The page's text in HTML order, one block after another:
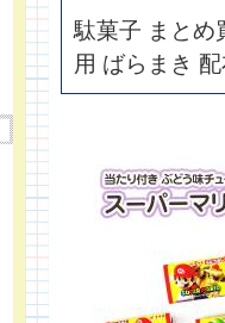
駄菓子 まとめ
用 ばらまき